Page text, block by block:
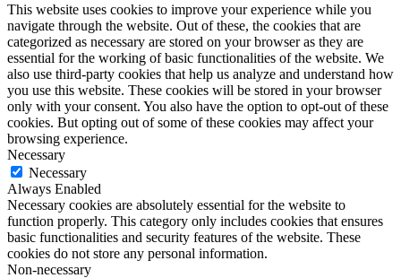
This website uses cookies to improve your experience while you
navigate through the website. Out of these, the cookies that are
categorized as necessary are stored on your browser as they are
essential for the working of basic functionalities of the website. We
also use third-party cookies that help us analyze and understand how
you use this website. These cookies will be stored in your browser
only with your consent. You also have the option to opt-out of these
cookies. But opting out of some of these cookies may affect your
browsing experience.
Necessary
Necessary
Always Enabled
Necessary cookies are absolutely essential for the website to
function properly. This category only includes cookies that ensures
basic functionalities and security features of the website. These
cookies do not store any personal information.
Non-necessary